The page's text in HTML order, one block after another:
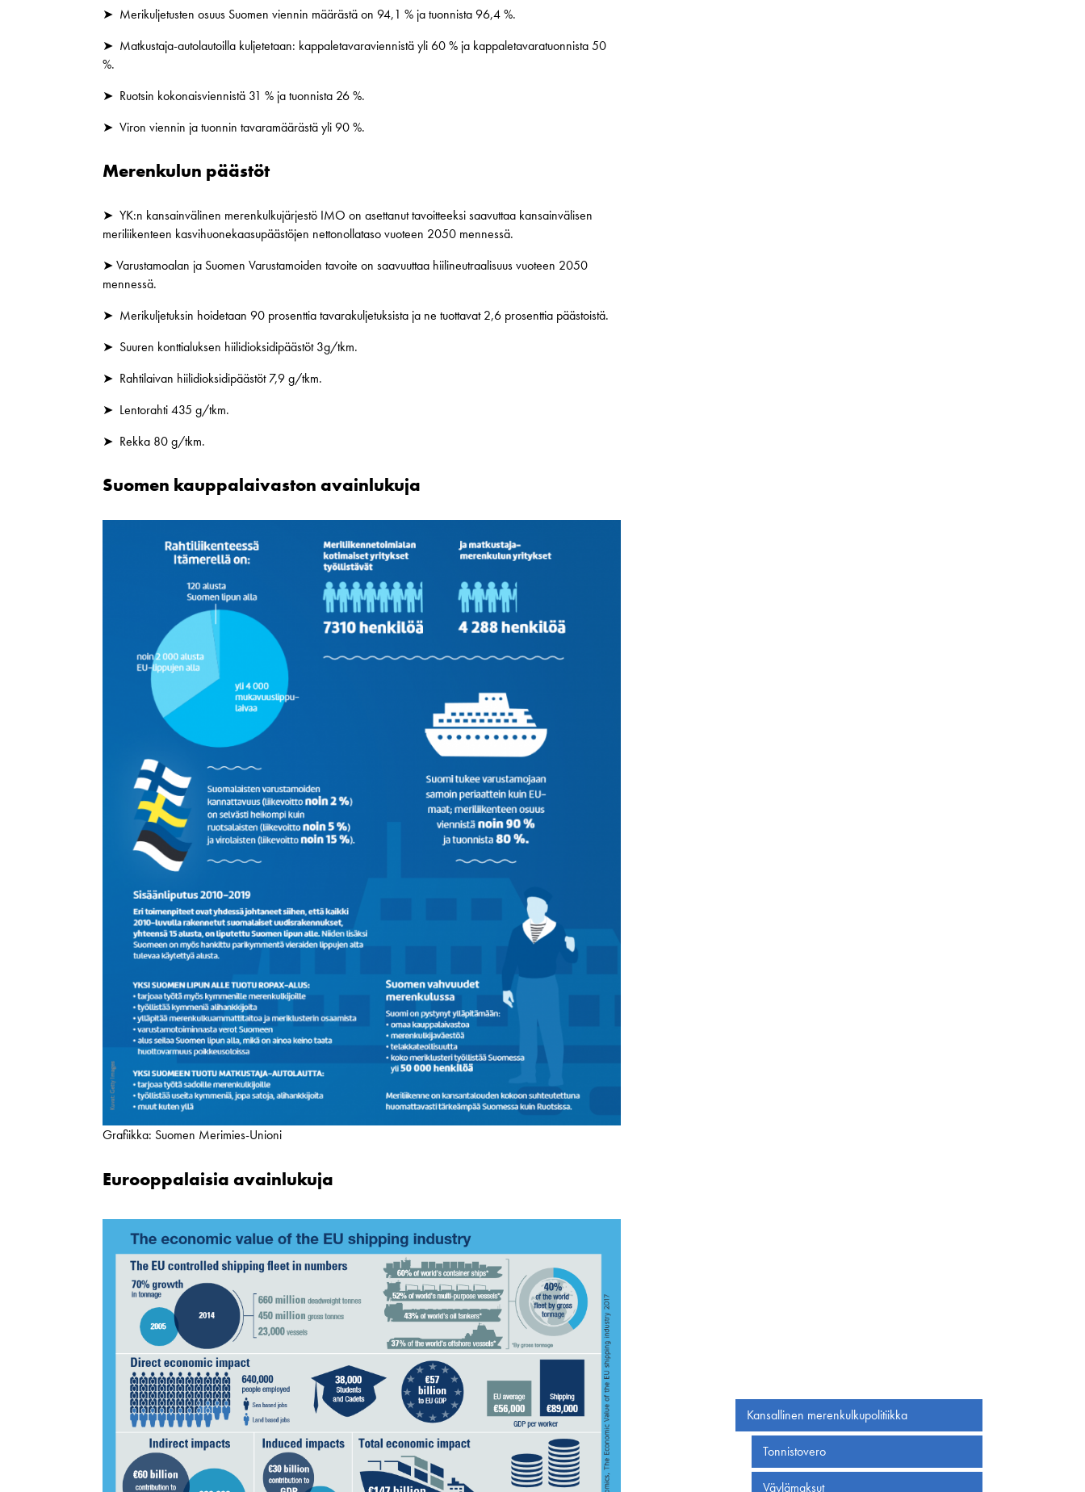
➤ Merikuljetusten osuus Suomen viennin määrästä on 94,1 % ja tuonnista 96,4 %.
➤ Matkustaja-autolautoilla kuljetetaan: kappaletavaraviennistä yli 60 % ja kappaletavaratuonnista 50
%.
➤ Ruotsin kokonaisviennistä 31 % ja tuonnista 26 %.
➤ Viron viennin ja tuonnin tavaramäärästä yli 90 %.
Merenkulun päästöt
➤ YK:n kansainvälinen merenkulkujärjestö IMO on asettanut tavoitteeksi saavuttaa kansainvälisen
meriliikenteen kasvihuonekaasupäästöjen nettonollataso vuoteen 2050 mennessä.
➤ Varustamoalan ja Suomen Varustamoiden tavoite on saavuuttaa hiilineutraalisuus vuoteen 2050
mennessä.
➤ Merikuljetuksin hoidetaan 90 prosenttia tavarakuljetuksista ja ne tuottavat 2,6 prosenttia päästoistä.
➤ Suuren konttialuksen hiilidioksidipäästöt 3g/tkm.
➤ Rahtilaivan hiilidioksidipäästöt 7,9 g/tkm.
➤ Lentorahti 435 g/tkm.
➤ Rekka 80 g/tkm.
Suomen kauppalaivaston avainlukuja
Grafiikka: Suomen Merimies-Unioni
Eurooppalaisia avainlukuja
Kansallinen merenkulku­politiikka
Tonnistovero
Väylämaksut